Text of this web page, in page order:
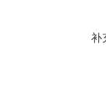
补